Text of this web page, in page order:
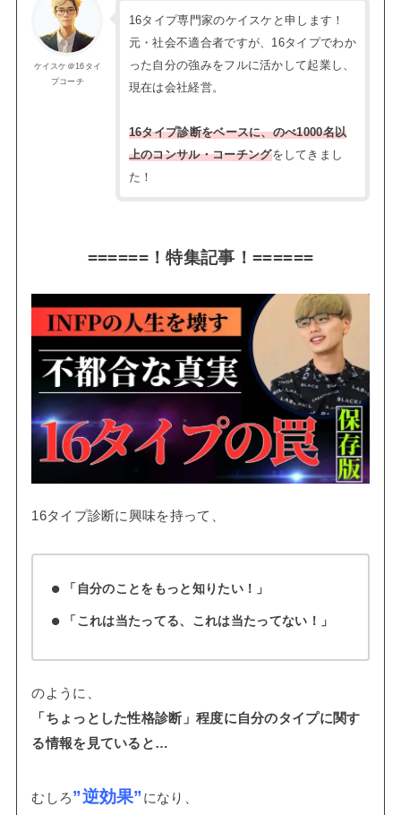
ケイスケ＠16タイ
プコーチ
16タイプ専門家のケイスケと申します！
元・社会不適合者ですが、16タイプでわか
った自分の強みをフルに活かして起業し、
現在は会社経営。
16タイプ診断をベースに、のべ1000名以
上のコンサル・コーチングをしてきまし
た！
======！特集記事！======
16タイプ診断に興味を持って、
「自分のことをもっと知りたい！」
「これは当たってる、これは当たってない！」
のように、
「ちょっとした性格診断」程度に自分のタイプに関す
る情報を見ていると…
むしろ”逆効果” になり、